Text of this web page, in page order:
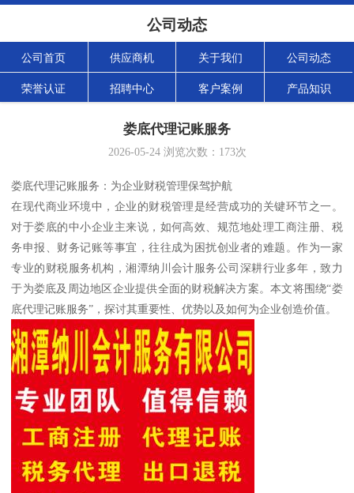
公司动态
公司首页 供应商机 关于我们 公司动态
荣誉认证 招聘中心 客户案例 产品知识
娄底代理记账服务
2026-05-24浏览次数： 173次
娄底代理记账服务：为企业财税管理保驾护航
在现代商业环境中，企业的财税管理是经营成功的关键环节之一。
对于娄底的中小企业主来说，如何高效、规范地处理工商注册、税
务申报、财务记账等事宜，往往成为困扰创业者的难题。作为一家
专业的财税服务机构，湘潭纳川会计服务公司深耕行业多年，致力
于为娄底及周边地区企业提供全面的财税解决方案。本文将围绕“娄
底代理记账服务”，探讨其重要性、优势以及如何为企业创造价值。